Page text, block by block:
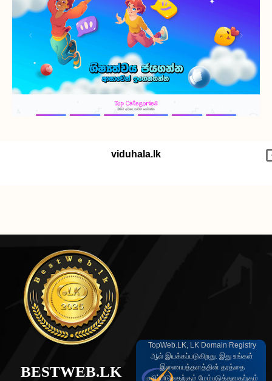
viduhala.lk
BESTWEB.LK
TopWeb.LK, LK Domain Registry
ஆல் இயக்கப்படுகிறது. இது உங்கள்
இணையத்தளத்தின் தரத்தை
மதிப்பிடுவதற்கும் மேம்படுத்துவதற்கும்